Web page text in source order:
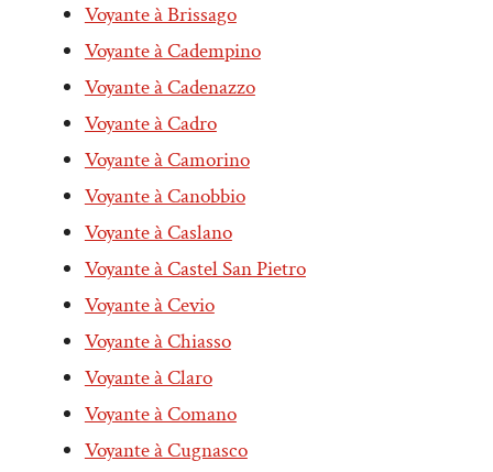
Voyante à Brissago
Voyante à Cadempino
Voyante à Cadenazzo
Voyante à Cadro
Voyante à Camorino
Voyante à Canobbio
Voyante à Caslano
Voyante à Castel San Pietro
Voyante à Cevio
Voyante à Chiasso
Voyante à Claro
Voyante à Comano
Voyante à Cugnasco